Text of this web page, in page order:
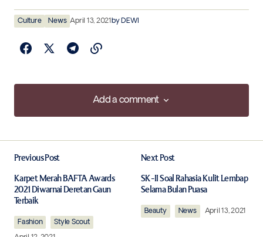
Culture News April 13, 2021byDEWI
Add a comment
Add a comment
Required fields are marked*
Previous Post
Karpet Merah BAFTA Awards
2021 Diwarnai Deretan Gaun
Terbaik
Fashion
Style Scout
Next Post
SK-II Soal Rahasia Kulit Lembap
Selama Bulan Puasa
Beauty News April 13, 2021